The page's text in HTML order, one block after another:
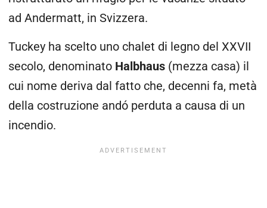
ad Andermatt, in Svizzera.
Tuckey ha scelto uno chalet di legno del XXVII
secolo, denominato Halbhaus (mezza casa) il
cui nome deriva dal fatto che, decenni fa, metà
della costruzione andó perduta a causa di un
incendio.